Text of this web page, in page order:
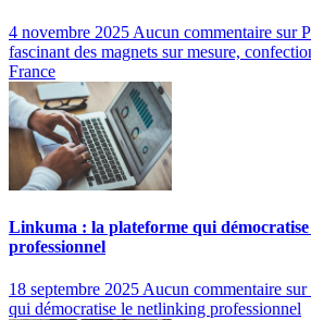
4 novembre 2025 Aucun commentaire sur
fascinant des magnets sur mesure,
France
Linkuma : la plateforme qui
professionnel
18 septembre 2025 Aucun commentaire sur
qui démocratise le netlinking professionnel